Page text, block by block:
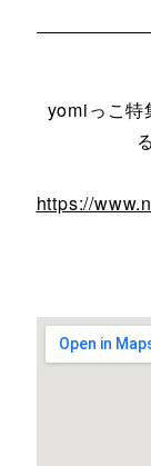
yomiっこ特
https://